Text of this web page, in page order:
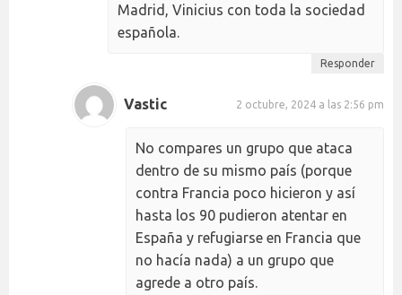
Madrid, Vinicius con toda la sociedad
española.
Responder
Vastic 2 octubre, 2024 a las 2:56 pm
No compares un grupo que ataca
dentro de su mismo país (porque
contra Francia poco hicieron y así
hasta los 90 pudieron atentar en
España y refugiarse en Francia que
no hacía nada) a un grupo que
agrede a otro país.